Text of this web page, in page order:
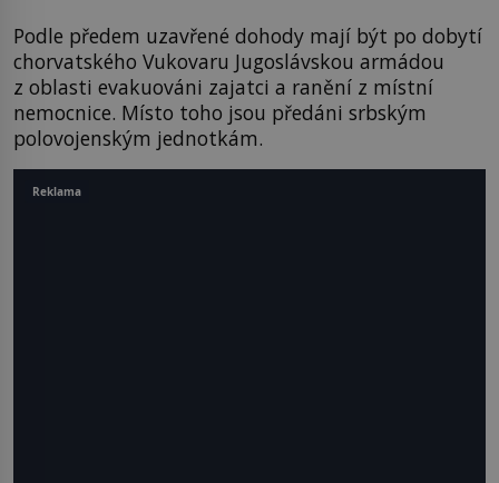
Podle předem uzavřené dohody mají být po dobytí
chorvatského Vukovaru Jugoslávskou armádou
z oblasti evakuováni zajatci a ranění z místní
nemocnice. Místo toho jsou předáni srbským
polovojenským jednotkám.
Reklama